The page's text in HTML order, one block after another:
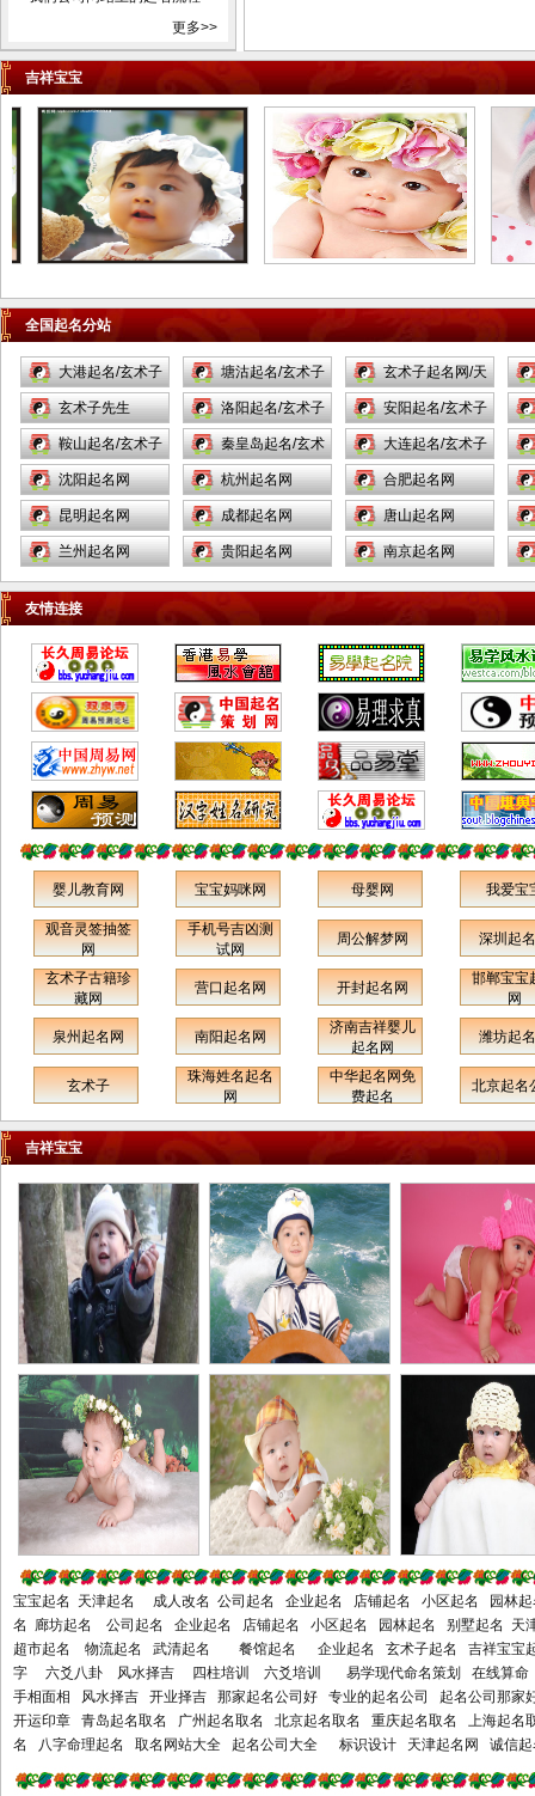
市孝义市汾阳市内蒙古自治区
包头市乌海市赤峰市通辽市根
河市丰镇市满洲里市牙克石市
阿尔山市呼和浩特市霍林郭勒
市鄂尔多斯市呼伦贝尔彦淖尔
市乌兰察布市锡林浩特市二连
浩特市乌兰浩特市阿拉善左旗
辽宁省沈阳市新民市大连市庄
河市长海县鞍山市海城市抚顺
锦州市凌海市北宁市营口市盖
市铁岭市开原市朝阳市凌源市
北票市兴城市大石桥市瓦房店
市普兰店市调兵山市葫芦岛市
吉林省长春市九台市榆树市德
惠市吉林市舒兰市桦甸市蛟河
市磐石市四平市双辽市辽源市
通化市集安市白山市临江市松
原市白城市大安市洮南市延吉
市图们市敦化市龙井市珲春市
和龙市公主岭市梅河口市黑龙
江省阿城市尚志市双城市五常
市讷河市鹤岗市鸡西市密山市
虎林市大庆市伊春市铁力市宁
安市海林市穆棱市同江市富锦
市黑河市北安市绥化市安达市
肇东市海伦市七台河市双鸭山
市牡丹江市佳木斯市绥芬河市
哈尔滨市齐齐哈尔市五大连池
市上海市黄浦卢湾区徐汇区长
宁区静安区普陀区闸北区虹口
区杨浦区宝山区闵行区嘉定区
松江区金山区青浦区南汇区奉
贤区浦东新区江苏省南京市无
锡市江阴市宜兴市徐州市邳州
市新沂市常州市金坛市溧阳市
苏州市常熟市太仓市昆山市吴
江市南通市如皋市通州市海门
市启东市淮安市盐城市东台市
大丰市扬州市高邮市江都市仪
征市镇江市丹阳市扬中市句容
市泰州市泰兴市姜堰市靖江市
兴化市宿迁市连云港市张家港
市浙江省杭州市建德市富阳市
临安市宁波市余姚市慈溪市奉
化市温州市瑞安市乐清市嘉兴
市海宁市平湖市桐乡市湖州市
绍兴市诸暨市上虞市嵊州市金
华市兰溪市义乌市东阳市永康
市衢州市江山市舟山市台州市
临海市丽水市龙泉市安徽省合
肥市芜湖市蚌埠市淮南市淮北
市铜陵市安庆市桐城市黄山市
滁州市天长市明光市全椒县阜
阳市界首市宿州市巢湖市六安
市亳州市池州市宣城市宁国市
马鞍山市福建省福州市福清市
长乐市厦门市莆田市三明市永
安市泉州市石狮市晋江市南安
更多>>
吉祥宝宝
全国起名分站
大港起名/玄术子
起名网/
塘沽起名/玄术子
起名网/
玄术子起名网/天
津起名/
玄术子先生 洛阳起名/玄术子
起名网/
安阳起名/玄术子
起名网/
鞍山起名/玄术子
起名网/
秦皇岛起名/玄术
子起名/
大连起名/玄术子
起名网/
沈阳起名网 杭州起名网 合肥起名网
昆明起名网 成都起名网 唐山起名网
兰州起名网 贵阳起名网 南京起名网
安顺起名网 佛山起名网 蚌埠起名网
开远起名网 西昌起名网 嘉峪关起名网
衡阳起名网 南昌起名网 福州起名网
西宁起名网 大同起名网 锦州起名网
乌鲁木齐起名网 重庆起名网 上海起名网
静海起名网 宁河起名网 北辰起名网
天津和平区起名网 河北区起名网 南开区起名网
霸州起名网 任丘起名网 柳州起名网
喀什起名网 伊宁起名网 奎屯起名网
南通起名网 镇江起名网 无锡起名网
延安起名网 宝鸡起名网 汉中起名网
玉门起名网 威海起名网 潍坊起名网
枣庄起名网 临沂起名网 新汶起名网
泉州起名网 南平起名网 龙岩起名网
浑江起名网 通化起名网 延吉起名网
友情连接
婴儿教育网 宝宝妈咪网 母婴网 我爱宝
观音灵签抽签
网
手机号吉凶测
试网
周公解梦网 深圳起
玄术子古籍珍
藏网
营口起名网 开封起名网
邯郸宝宝
网
泉州起名网 南阳起名网
济南吉祥婴儿
起名网
潍坊起
玄术子
珠海姓名起名
网
中华起名网免
费起名
北京起名
吉祥宝宝
宝宝起名 天津起名 成人改名 公司起名 企业起名 店铺起名 小区起名 园
名 廊坊起名 公司起名 企业起名 店铺起名 小区起名 园林起名 别墅起名
超市起名 物流起名 武清起名 餐馆起名 企业起名 玄术子起名 吉祥宝
字 六爻八卦 风水择吉 四柱培训 六爻培训 易学现代命名策划 在线算命
手相面相 风水择吉 开业择吉 那家起名公司好 专业的起名公司 起名公司那
开运印章 青岛起名取名 广州起名取名 北京起名取名 重庆起名取名 上海
名 八字命理起名 取名网站大全 起名公司大全 标识设计 天津起名网 诚信起